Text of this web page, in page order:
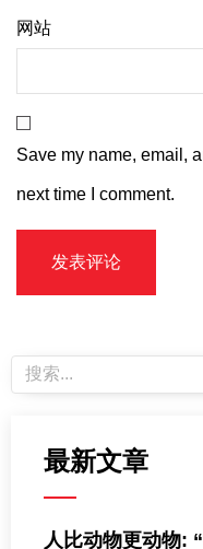
网站
Save my name, email,
next time I comment.
最新文章
人比动物更动物: